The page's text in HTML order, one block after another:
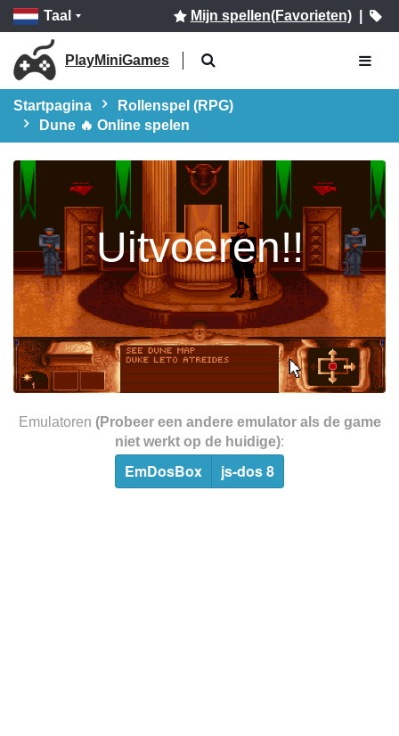
Taal Mijn spellen(Favorieten)|
PlayMiniGames
Startpagina
Rollenspel (RPG)
Dune 🔥 Online spelen
Uitvoeren!!
Emulatoren (Probeer een andere emulator als de game
niet werkt op de huidige):
EmDosBox js-dos 8